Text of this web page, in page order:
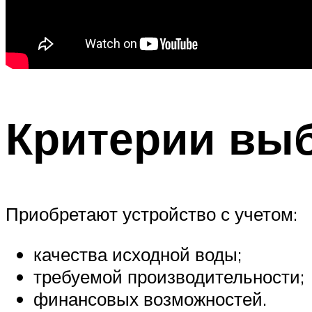
Критерии
Приобретают устройство с учетом:
качества исходной воды;
требуемой производительности;
финансовых возможностей.